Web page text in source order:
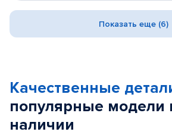
Показать еще (6)
Качественные
популярные модели
наличии